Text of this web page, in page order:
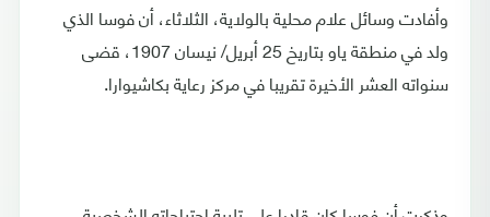
وأفادت وسائل علام محلية بالولاية، الثلاثاء، أن فوسا الذي
ولد في منطقة ياو بتاريخ 25 أبريل/ نيسان 1907، قضى
سنواته العشر الأخيرة تقريبا في مركز رعاية بكاشيوارا.